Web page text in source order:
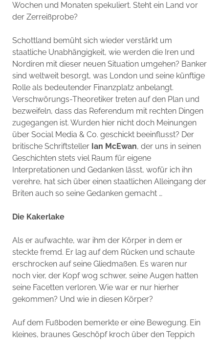
Wochen und Monaten spekuliert. Steht ein Land vor
der Zerreißprobe?
Schottland bemüht sich wieder verstärkt um
staatliche Unabhängigkeit, wie werden die Iren und
Nordiren mit dieser neuen Situation umgehen? Banker
sind weltweit besorgt, was London und seine künftige
Rolle als bedeutender Finanzplatz anbelangt.
Verschwörungs-Theoretiker treten auf den Plan und
bezweifeln, dass das Referendum mit rechten Dingen
zugegangen ist. Wurden hier nicht doch Meinungen
über Social Media & Co. geschickt beeinflusst? Der
britische Schriftsteller Ian McEwan, der uns in seinen
Geschichten stets viel Raum für eigene
Interpretationen und Gedanken lässt, wofür ich ihn
verehre, hat sich über einen staatlichen Alleingang der
Briten auch so seine Gedanken gemacht …
Die Kakerlake
Als er aufwachte, war ihm der Körper in dem er
steckte fremd. Er lag auf dem Rücken und schaute
erschrocken auf seine Gliedmaßen. Es waren nur
noch vier, der Kopf wog schwer, seine Augen hatten
seine Facetten verloren. Wie war er nur hierher
gekommen? Und wie in diesen Körper?
Auf dem Fußboden bemerkte er eine Bewegung. Ein
kleines, braunes Geschöpf kroch über den Teppich